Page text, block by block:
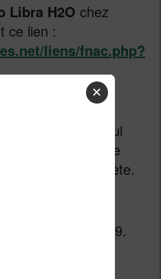
Libra H2O chez
ce lien :
liens/fnac.php?
Aura H2O
Libra H2O qui
une machine de
et très complète.
pour l’année 2019.
que le
✕